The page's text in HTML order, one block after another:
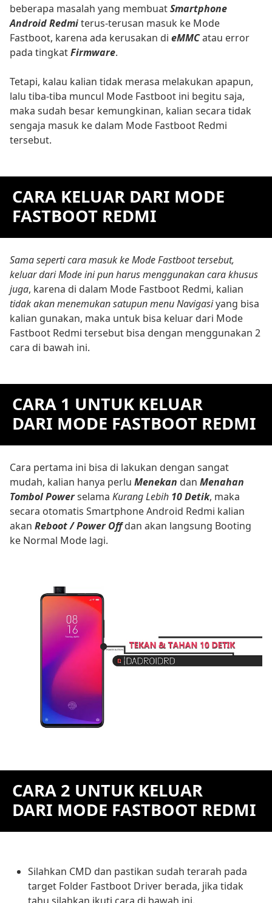
beberapa masalah yang membuatSmartphone
Android Redmiterus-terusan masuk ke Mode
Fastboot, karena ada kerusakan di eMMCatau error
pada tingkatFirmware.
Tetapi, kalau kalian tidak merasa melakukan apapun,
lalu tiba-tiba muncul Mode Fastboot ini begitu saja,
maka sudah besar kemungkinan, kalian secara tidak
sengaja masuk ke dalam Mode Fastboot Redmi
tersebut.
CARA KELUAR DARI MODE
FASTBOOT REDMI
Sama seperti cara masuk ke Mode Fastboot tersebut,
keluar dari Mode ini pun harus menggunakan cara khusus
juga, karena di dalam Mode Fastboot Redmi, kalian
tidak akan menemukan satupun menu Navigasiyang bisa
kalian gunakan, maka untuk bisa keluar dari Mode
Fastboot Redmi tersebut bisa dengan menggunakan 2
cara di bawah ini.
CARA 1 UNTUK KELUAR
DARI MODE FASTBOOT REDMI
Cara pertama ini bisa di lakukan dengan sangat
mudah, kalian hanya perlu Menekan dan Menahan
Tombol Powerselama Kurang Lebih 10 Detik, maka
secara otomatis Smartphone Android Redmi kalian
akan Reboot / Power Offdan akan langsung Booting
ke Normal Mode lagi.
CARA 2 UNTUK KELUAR
DARI MODE FASTBOOT REDMI
Silahkan CMD dan pastikan sudah terarah pada
target Folder Fastboot Driver berada, jika tidak